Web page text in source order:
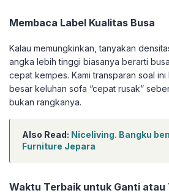
Membaca Label Kualitas Busa
Kalau memungkinkan, tanyakan
angka lebih tinggi biasanya berarti
cepat kempes. Kami transparan soal
besar keluhan sofa “cepat rusak”
bukan rangkanya.
Also Read: Niceliving. Bangku
Furniture Jepara
Waktu Terbaik untuk Ganti atau